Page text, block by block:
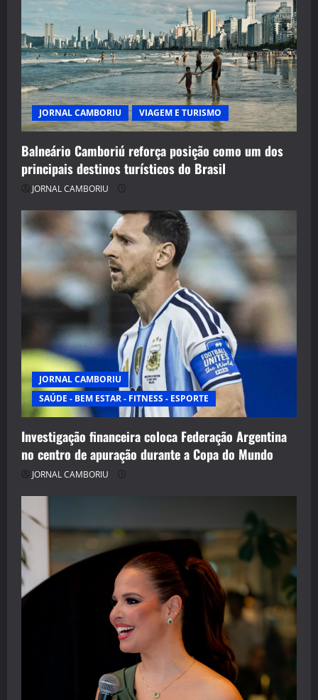
JORNAL CAMBORIU VIAGEM E TURISMO
Balneário Camboriú reforça posição como um dos
principais destinos turísticos do Brasil
JORNAL CAMBORIU
JORNAL CAMBORIU
SAÚDE - BEM ESTAR - FITNESS - ESPORTE
Investigação financeira coloca Federação Argentina
no centro de apuração durante a Copa do Mundo
JORNAL CAMBORIU